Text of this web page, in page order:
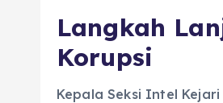
Langkah
Korupsi
Kepala Seksi Intel